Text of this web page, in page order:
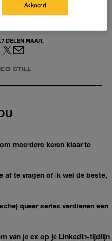
DELEN MAAR.
STILL
meerdere keren klaar te
af te vragen of ik wel de beste,
queer series verdienen een
van je ex op je LinkedIn-tijdlijn
Akkoord